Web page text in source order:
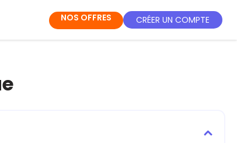
NOS OFFRES CRÉER UN COMPTE